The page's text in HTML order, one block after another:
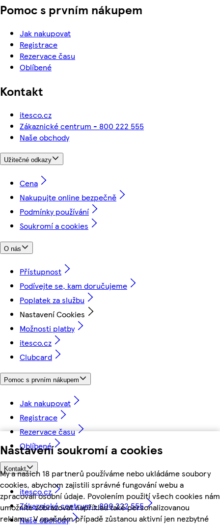
Nastavení soukromí a cookies
My a našich 18 partnerů používáme nebo ukládáme soubory
cookies, abychom zajistili správné fungování webu a
zpracovali osobní údaje. Povolením použití všech cookies nám
umožníte zobrazovat například také personalizovanou
reklamu. V opačném případě zůstanou aktivní jen nezbytné
Pomoc s prvním nákupem
Jak nakupovat
Registrace
Rezervace času
Oblíbené
Kontakt
itesco.cz
Zákaznické centrum - 800 222 555
Naše obchody
Užitečné odkazy
Cena
Nakupujte online bezpečně
Podmínky používání
Soukromí a cookies
O nás
Přístupnost
Podívejte se, kam doručujeme
Poplatek za službu
Nastavení Cookies
Možnosti platby
itesco.cz
Clubcard
Pomoc s prvním nákupem
Jak nakupovat
Registrace
Rezervace času
Oblíbené
Kontakt
itesco.cz
Zákaznické centrum - 800 222 555
Naše obchody